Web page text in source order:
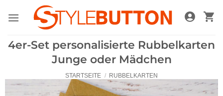
Inhalt
4er-Set personalisierte Rubbelkarten
Junge oder Mädchen
STARTSEITE / RUBBELKARTEN